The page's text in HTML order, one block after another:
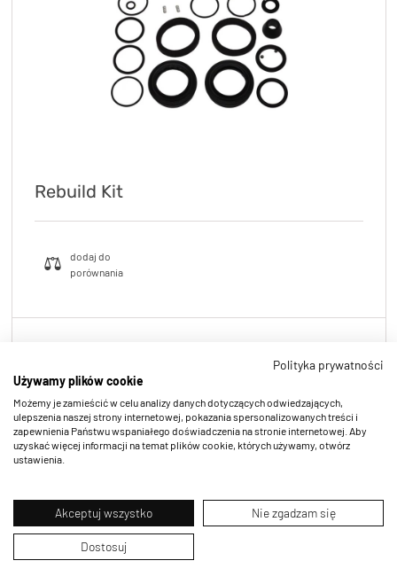
Rebuild Kit
Polityka prywatności
Używamy plików cookie
Możemy je zamieścić w celu analizy danych dotyczących odwiedzających,
ulepszenia naszej strony internetowej, pokazania spersonalizowanych treści i
zapewnienia Państwu wspaniałego doświadczenia na stronie internetowej. Aby
uzyskać więcej informacji na temat plików cookie, których używamy, otwórz
ustawienia.
Akceptuj wszystko Nie zgadzam się
Dostosuj